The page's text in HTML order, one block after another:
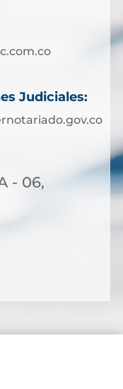
Judiciales:
- 06,